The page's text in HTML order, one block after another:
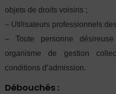
objets de droits voisins ;
– Utilisateurs professionnels
– Toute personne
organisme de gestion
conditions d’admission.
Débouchés :